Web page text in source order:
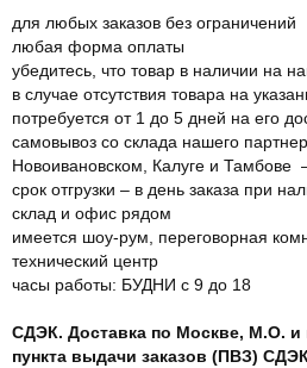
для любых заказов без ограничений
любая форма оплаты
убедитесь, что товар в наличии на
в случае отсутствия товара на
потребуется от 1 до 5 дней на его
самовывоз со склада нашего
Новоивановском, Калуге и Тамбове
срок отгрузки – в день заказа при
склад и офис рядом
имеется шоу-рум, переговорная
технический центр
часы работы: БУДНИ с 9 до 18
СДЭК. Доставка по Москве, М.О. и
пункта выдачи заказов (ПВЗ)